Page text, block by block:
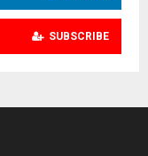
SUBSCRIBE